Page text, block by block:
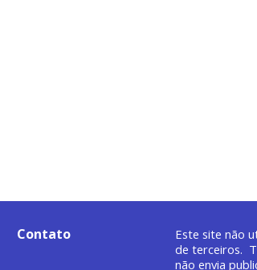
Contato
Este site não
de terceiros.
não envia